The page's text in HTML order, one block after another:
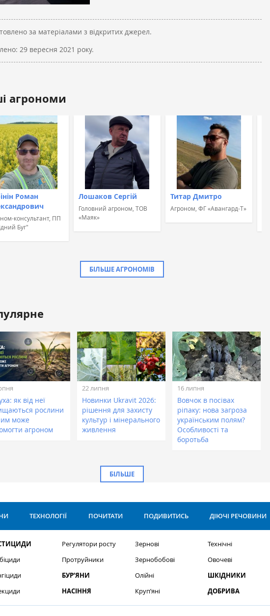
за матеріалами з відкритих джерел.
29 вересня 2021 року.
агрономи
Роман
консультант, ПП
Буг"
Лошаков Сергій
Головний агроном, ТОВ
«Маяк»
Титар Дмитро
Агроном, ФГ «Авангард-Т»
Назар
агроном, ТОВ
Захід» (ТАС
БІЛЬШЕ АГРОНОМІВ
як від неї
рослини
може
агроном
22 липня
Новинки Ukravit 2026:
рішення для захисту
культур і мінерального
живлення
16 липня
Вовчок в посівах
ріпаку: нова загроза
українським полям?
Особливості та
боротьба
БІЛЬШЕ
ТЕХНОЛОГІЇ ПОЧИТАТИ ПОДИВИТИСЬ ДІЮЧІ РЕЧОВИНИ
Регулятори росту
Протруйники
БУР’ЯНИ
НАСІННЯ
Зернові
Зернобобові
Олійні
Круп’яні
Технічні
Овочеві
ШКІДНИКИ
ДОБРИВА